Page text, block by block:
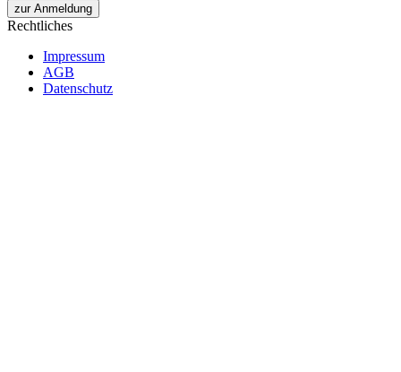
zur Anmeldung
Rechtliches
Impressum
AGB
Datenschutz